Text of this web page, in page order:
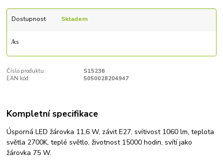
Dostupnost Skladem
/ks
Číslo produktu:
S15236
EAN kód:
5050028204947
Kompletní specifikace
Úsporná LED žárovka 11,6 W, závit E27, svítivost 1060 lm, teplota
světla 2700K, teplé světlo, životnost 15000 hodin, svítí jako
žárovka 75 W.